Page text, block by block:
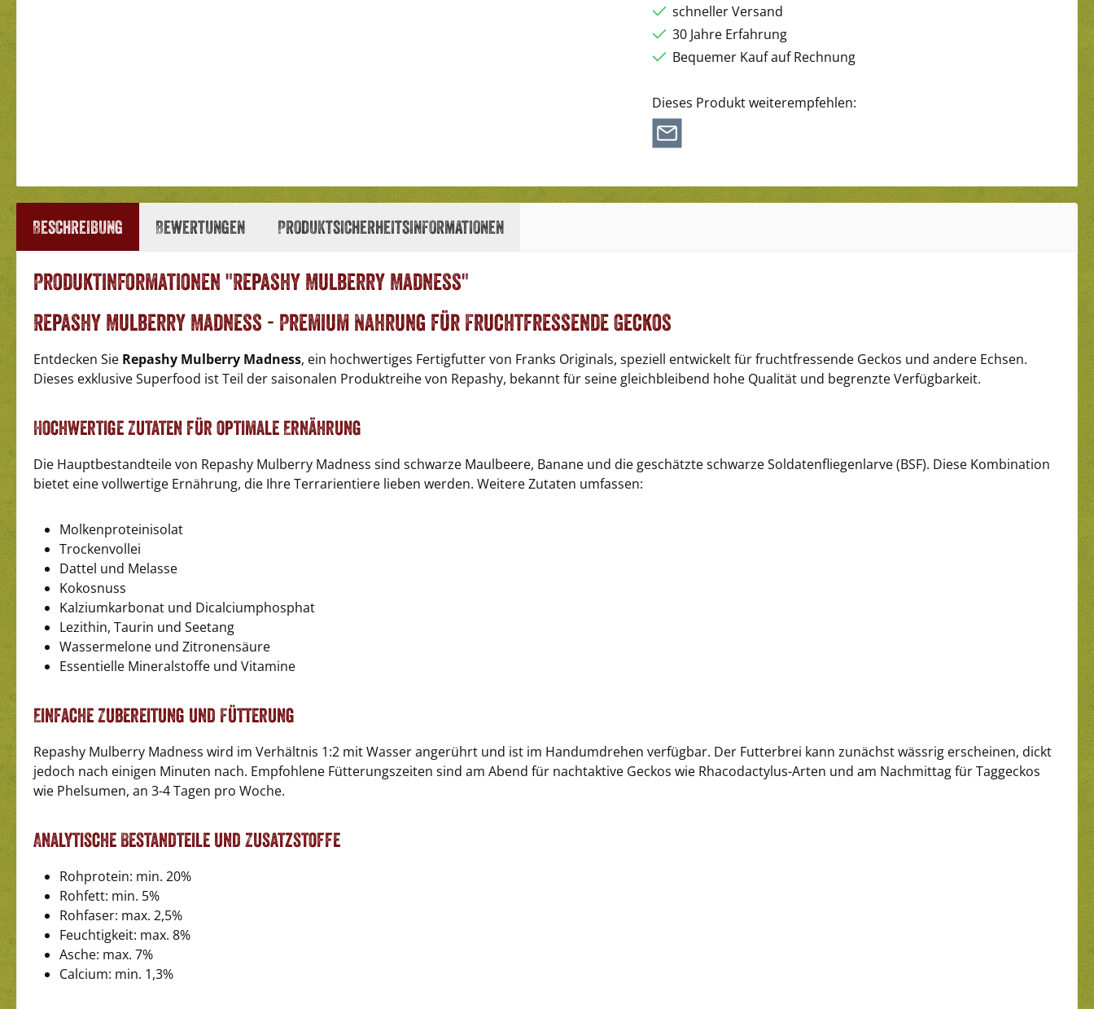
schneller Versand
30 Jahre Erfahrung
Bequemer Kauf auf Rechnung
Dieses Produkt weiterempfehlen:
Beschreibung Bewertungen Produktsicherheitsinformationen
Produktinformationen "Repashy Mulberry Madness"
Repashy Mulberry Madness - Premium Nahrung für Fruchtfressende Geckos
Entdecken Sie Repashy Mulberry Madness, ein hochwertiges Fertigfutter von Franks Originals, speziell entwickelt für fruchtfressende Geckos und andere Echsen.
Dieses exklusive Superfood ist Teil der saisonalen Produktreihe von Repashy, bekannt für seine gleichbleibend hohe Qualität und begrenzte Verfügbarkeit.
Hochwertige Zutaten für optimale Ernährung
Die Hauptbestandteile von Repashy Mulberry Madness sind schwarze Maulbeere, Banane und die geschätzte schwarze Soldatenfliegenlarve (BSF). Diese Kombination
bietet eine vollwertige Ernährung, die Ihre Terrarientiere lieben werden. Weitere Zutaten umfassen:
Molkenproteinisolat
Trockenvollei
Dattel und Melasse
Kokosnuss
Kalziumkarbonat und Dicalciumphosphat
Lezithin, Taurin und Seetang
Wassermelone und Zitronensäure
Essentielle Mineralstoffe und Vitamine
Einfache Zubereitung und Fütterung
Repashy Mulberry Madness wird im Verhältnis 1:2 mit Wasser angerührt und ist im Handumdrehen verfügbar. Der Futterbrei kann zunächst wässrig erscheinen, dickt
jedoch nach einigen Minuten nach. Empfohlene Fütterungszeiten sind am Abend für nachtaktive Geckos wie Rhacodactylus-Arten und am Nachmittag für Taggeckos
wie Phelsumen, an 3-4 Tagen pro Woche.
Analytische Bestandteile und Zusatzstoffe
Rohprotein: min. 20%
Rohfett: min. 5%
Rohfaser: max. 2,5%
Feuchtigkeit: max. 8%
Asche: max. 7%
Calcium: min. 1,3%